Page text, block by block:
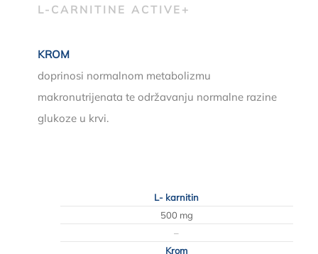
L-CARNITINE ACTIVE+
KROM
doprinosi normalnom metabolizmu
makronutrijenata te održavanju normalne razine
glukoze u krvi.
L- karnitin
500 mg
–
Krom